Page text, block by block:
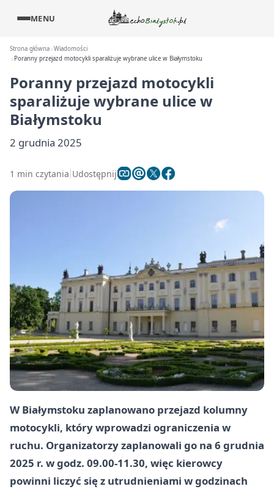
MENU
Strona główna Wiadomości
Poranny przejazd motocykli sparaliżuje wybrane ulice w Białymstoku
Poranny przejazd motocykli
sparaliżuje wybrane ulice w
Białymstoku
2 grudnia 2025
1 min czytania Udostępnij
W Białymstoku zaplanowano przejazd kolumny
motocykli, który wprowadzi ograniczenia w
ruchu. Organizatorzy zaplanowali go na 6 grudnia
2025 r. w godz. 09.00-11.30, więc kierowcy
powinni liczyć się z utrudnieniami w godzinach